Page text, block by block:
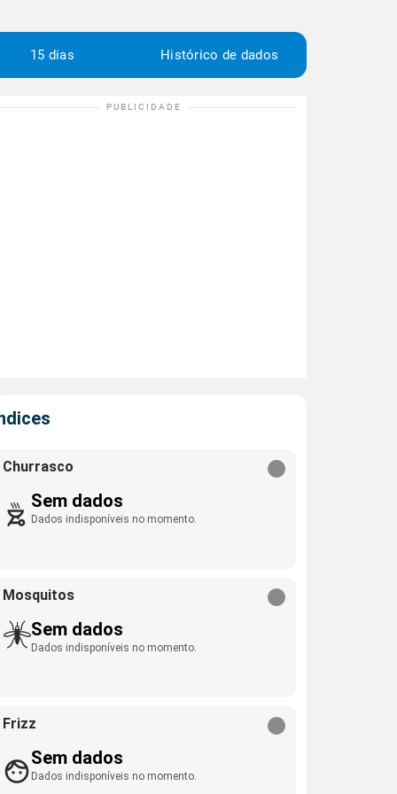
15 dias Histórico de dados
Churrasco
Sem dados
Dados indisponíveis no momento.
Mosquitos
Sem dados
Dados indisponíveis no momento.
Frizz
Sem dados
Dados indisponíveis no momento.